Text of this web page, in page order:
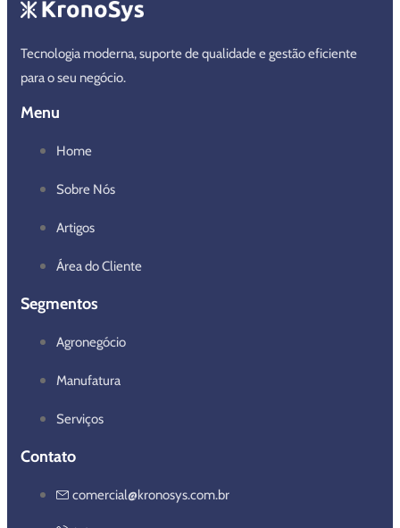
Tecnologia moderna, suporte de qualidade e gestão eficiente
para o seu negócio.
Menu
Home
Sobre Nós
Artigos
Área do Cliente
Segmentos
Agronegócio
Manufatura
Serviços
Contato
comercial@kronosys.com.br